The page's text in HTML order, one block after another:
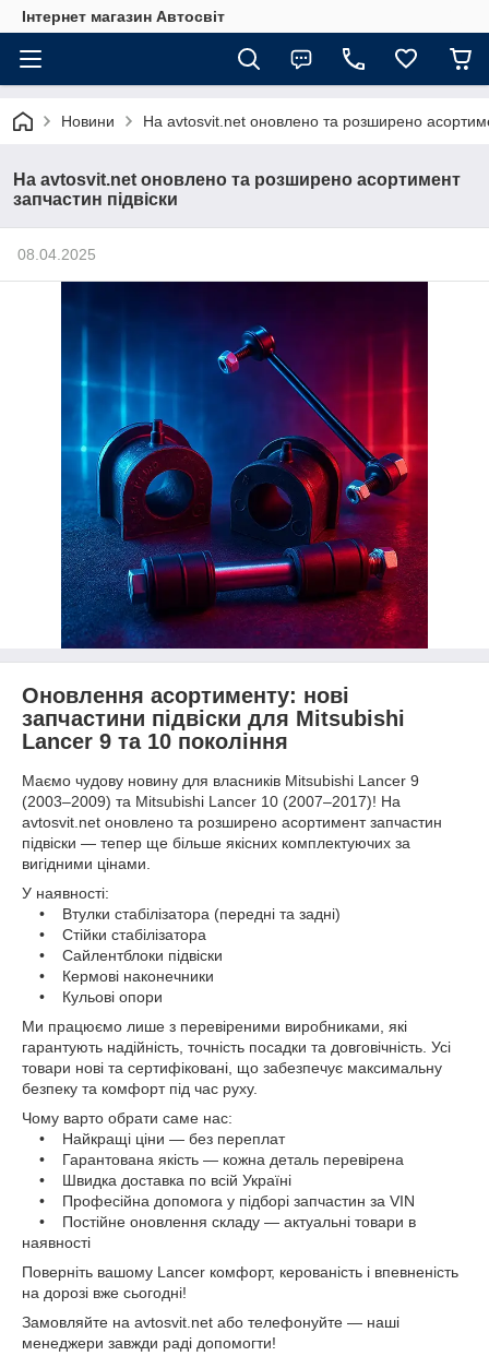
Інтернет магазин Автосвіт
Новини На avtosvit.net оновлено та розширено
На avtosvit.net оновлено та розширено асортимент
запчастин підвіски
08.04.2025
Оновлення асортименту: нові
запчастини підвіски для Mitsubishi
Lancer 9 та 10 покоління
Маємо чудову новину для власників Mitsubishi Lancer 9
(2003–2009) та Mitsubishi Lancer 10 (2007–2017)! На
avtosvit.net оновлено та розширено асортимент запчастин
підвіски — тепер ще більше якісних комплектуючих за
вигідними цінами.
У наявності:
• Втулки стабілізатора (передні та задні)
• Стійки стабілізатора
• Сайлентблоки підвіски
• Кермові наконечники
• Кульові опори
Ми працюємо лише з перевіреними виробниками, які
гарантують надійність, точність посадки та довговічність. Усі
товари нові та сертифіковані, що забезпечує максимальну
безпеку та комфорт під час руху.
Чому варто обрати саме нас:
• Найкращі ціни — без переплат
• Гарантована якість — кожна деталь перевірена
• Швидка доставка по всій Україні
• Професійна допомога у підборі запчастин за VIN
• Постійне оновлення складу — актуальні товари в
наявності
Поверніть вашому Lancer комфорт, керованість і впевненість
на дорозі вже сьогодні!
Замовляйте на avtosvit.net або телефонуйте — наші
менеджери завжди раді допомогти!